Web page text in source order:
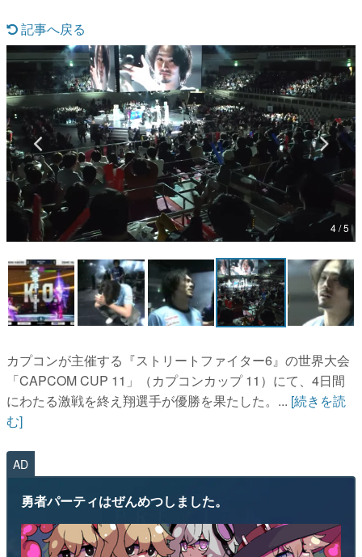
カテゴリ
特集記事
マンガ
女性向け
アプリレビュー
その他
電ファミニコゲーマーとは？
運営：株式会社マレ
記事へ戻る
4 / 5
カプコンが主催する『ストリートファイター6』の世界大会
「CAPCOM CUP 11」（カプコンカップ 11）にて、4日間
にわたる激戦を終え翔選手が優勝を果たした。... [続きを読
む]
AD
勇者パーティはぜんめつしました。